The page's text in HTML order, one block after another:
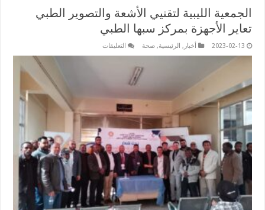
الجمعية الليبية لتقنيي الأشعة والتصوير الطبي
تعاير الأجهزة بمركز سبها الطبي
2023-02-13 أخبار , الرئيسية,صحة التعليقات
بمركز
سبها
الطبي
مغلقة